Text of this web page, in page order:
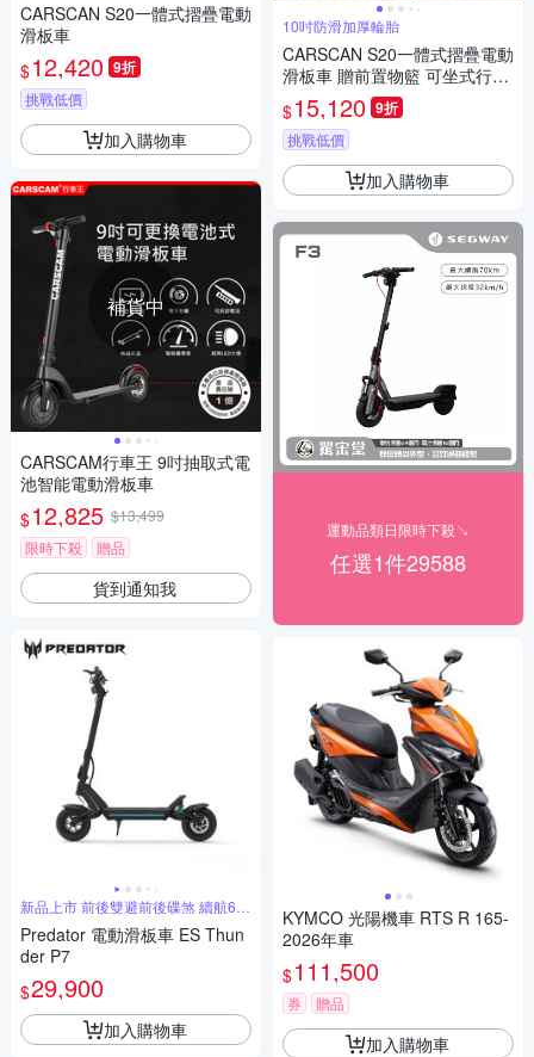
CARSCAN S20一體式摺疊電動
滑板車
$12,420 9折
挑戰低價
加入購物車
補貨中
CARSCAM行車王 9吋抽取式電
池智能電動滑板車
$12,825 $13,499
限時下殺
贈品
貨到通知我
新品上市 前後雙避前後碟煞 續航65
公里
Predator 電動滑板車 ES Thun
der P7
$29,900
加入購物車
10吋防滑加厚輪胎
CARSCAN S20一體式摺疊電動
滑板車 贈前置物籃 可坐式行李
箱
$15,120 9折
挑戰低價
加入購物車
運動品類日限時下殺↘
任選1件29588
KYMCO 光陽機車 RTS R 165-
2026年車
$111,500
券 贈品
加入購物車